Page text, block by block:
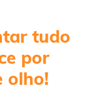
tudo
por
olho!